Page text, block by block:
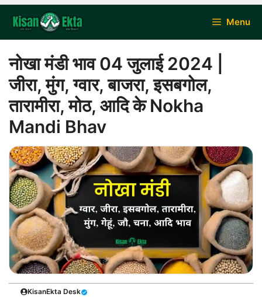
content
Menu
नोखा मंडी भाव 04 जुलाई 2024 |
जीरा, मुंग, ग्वार, बाजरा, इसबगोल,
तारामीरा, मोठ, आदि के Nokha
Mandi Bhav
KisanEkta Desk